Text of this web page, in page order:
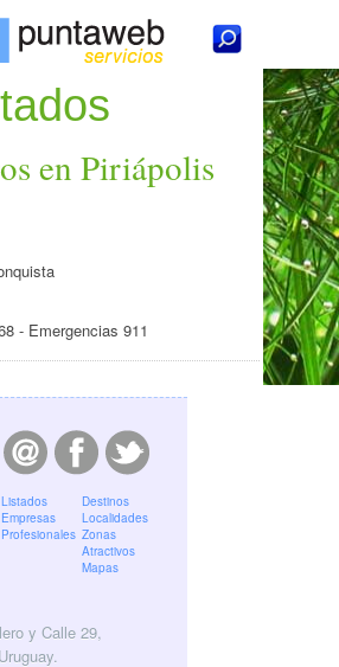
en Piriápolis
- Emergencias 911
Listados
Empresas
Profesionales
Destinos
Localidades
Zonas
Atractivos
Mapas
y Calle 29,